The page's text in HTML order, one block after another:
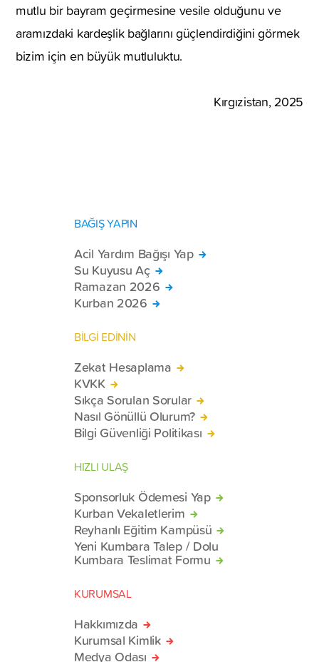
mutlu bir bayram geçirmesine vesile olduğunu ve
aramızdaki kardeşlik bağlarını güçlendirdiğini görmek
bizim için en büyük mutluluktu.
Kırgızistan, 2025
BAĞIŞ YAPIN
Acil Yardım Bağışı Yap
Su Kuyusu Aç
Ramazan 2026
Kurban 2026
BİLGİ EDİNİN
Zekat Hesaplama
KVKK
Sıkça Sorulan Sorular
Nasıl Gönüllü Olurum?
Bilgi Güvenliği Politikası
HIZLI ULAŞ
Sponsorluk Ödemesi Yap
Kurban Vekaletlerim
Reyhanlı Eğitim Kampüsü
Yeni Kumbara Talep / Dolu
Kumbara Teslimat Formu
KURUMSAL
Hakkımızda
Kurumsal Kimlik
Medya Odası